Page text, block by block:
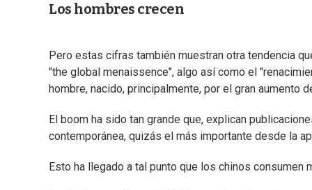
Los hombres crecen
Pero estas cifras también muestran otra tendencia
"the global menaissence", algo así como el
hombre, nacido, principalmente, por el gran aumento
El boom ha sido tan grande que, explican
contemporánea, quizás el más importante desde la
Esto ha llegado a tal punto que los chinos consumen